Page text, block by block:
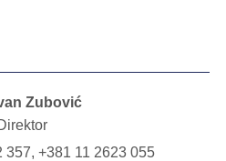
Zubović
357,+381 11 2623 055